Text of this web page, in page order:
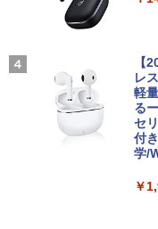
【
レ
軽
る
セ
付
学/
￥